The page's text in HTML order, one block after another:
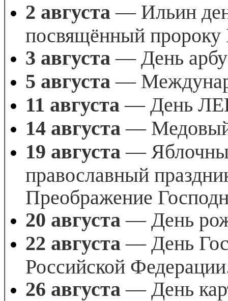
2 августа — Ильин
посвящённый
3 августа — День
5 августа —
11 августа — День
14 августа —
19 августа —
православный
Преображение
20 августа — День
22 августа — День
Российской
26 августа — День